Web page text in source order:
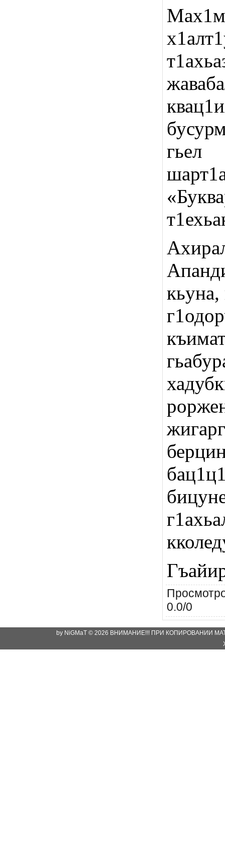
гьел
кьуна,
0.0/0
by NiGMaT © 2026 ВНИМАНИЕ!!! ПРИ КОПИРОВАНИИ